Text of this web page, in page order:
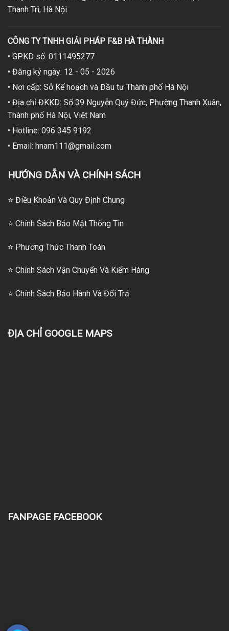
Thanh Trì, Hà Nội
CÔNG TY TNHH GIẢI PHÁP F&B HÀ THÀNH
• GPKD số: 0111495277
• Đăng ký ngày: 12 - 05 - 2026
• Nơi cấp: Sở Kế hoạch và Đầu tư Thành phố Hà Nội
• Địa chỉ ĐKKD: Số 39 Nguyễn Quý Đức, Phường Thanh Xuân,
Thành phố Hà Nội, Việt Nam
• Hotline: 096 345 9192
• Email: hnam111@gmail.com
HƯỚNG DẪN VÀ CHÍNH SÁCH
⭐ Điều Khoản Và Quy Định Chung
⭐ Chính Sách Bảo Mật Thông Tin
⭐ Phương Thức Thanh Toán
⭐ Chính Sách Vận Chuyển Và Kiểm Hàng
⭐ Chính Sách Bảo Hành Và Đổi Trả
ĐỊA CHỈ GOOGLE MAPS
FANPAGE FACEBOOK